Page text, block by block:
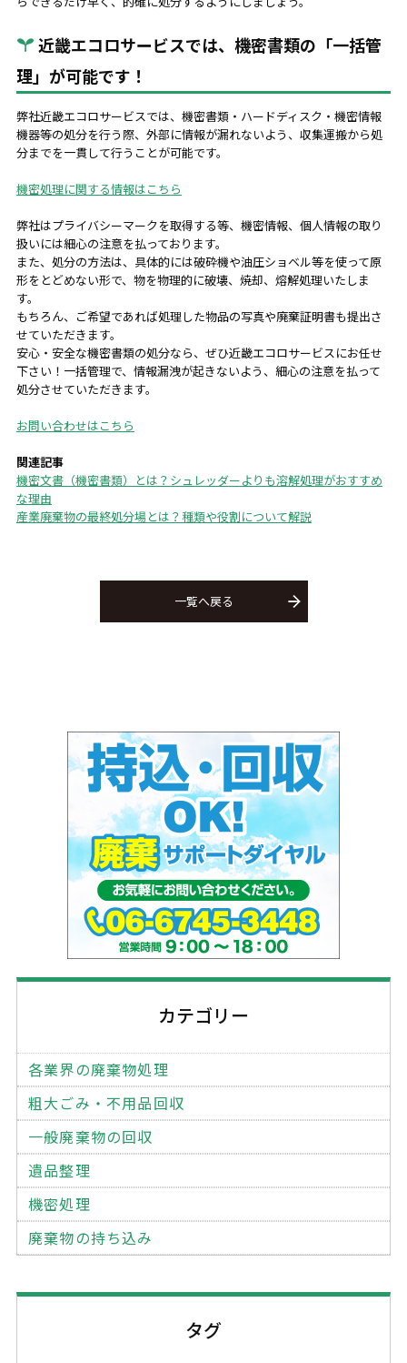
近畿エコロサービスでは、機密書類の「一括管
理」が可能です！
弊社近畿エコロサービスでは、機密書類・ハードディスク・機密情報
機器等の処分を行う際、外部に情報が漏れないよう、収集運搬から処
分までを一貫して行うことが可能です。
機密処理に関する情報はこちら
弊社はプライバシーマークを取得する等、機密情報、個人情報の取り
扱いには細心の注意を払っております。
また、処分の方法は、具体的には破砕機や油圧ショベル等を使って原
形をとどめない形で、物を物理的に破壊、焼却、熔解処理いたしま
す。
もちろん、ご希望であれば処理した物品の写真や廃棄証明書も提出さ
せていただきます。
安心・安全な機密書類の処分なら、ぜひ近畿エコロサービスにお任せ
下さい！一括管理で、情報漏洩が起きないよう、細心の注意を払って
処分させていただきます。
お問い合わせはこちら
関連記事
機密文書（機密書類）とは？シュレッダーよりも溶解処理がおすすめ
な理由
産業廃棄物の最終処分場とは？種類や役割について解説
一覧へ戻る
カテゴリー
各業界の廃棄物処理
粗大ごみ・不用品回収
一般廃棄物の回収
遺品整理
機密処理
廃棄物の持ち込み
タグ